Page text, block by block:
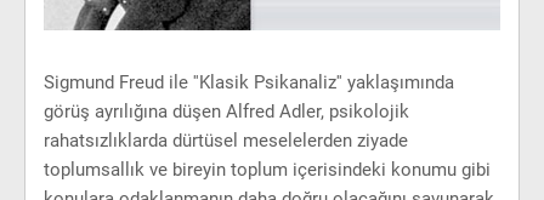
Sigmund Freud ile ''Klasik Psikanaliz'' yaklaşımında
görüş ayrılığına düşen Alfred Adler, psikolojik
rahatsızlıklarda dürtüsel meselelerden ziyade
toplumsallık ve bireyin toplum içerisindeki konumu gibi